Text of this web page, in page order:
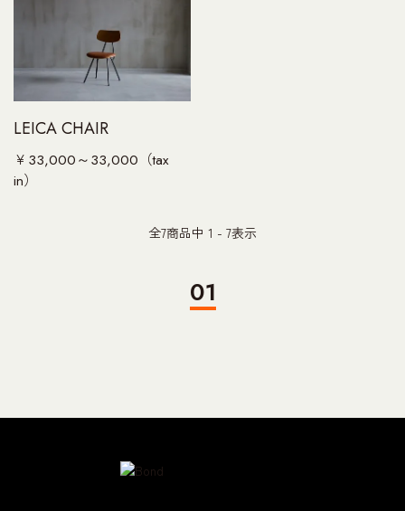
LEICA CHAIR
￥33,000～33,000（tax
in）
全7商品中 1 - 7表示
01